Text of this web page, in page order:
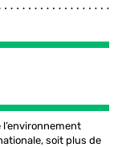
soit plus de